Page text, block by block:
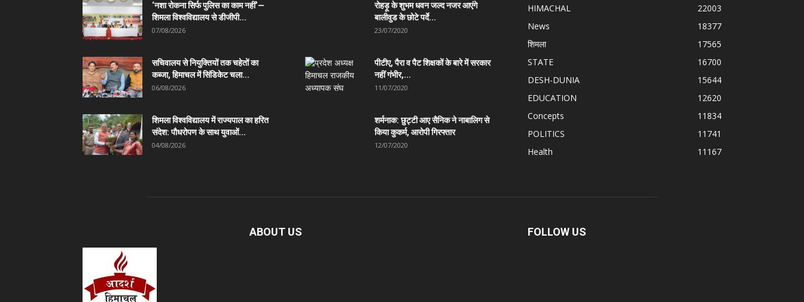
‘नशा रोकना सिर्फ पुलिस का काम नहीं’—
शिमला विश्वविद्यालय से डीजीपी...
07/08/2026
सचिवालय से नियुक्तियों तक चहेतों का
कब्जा, हिमाचल में सिंडिकेट चला...
06/08/2026
शिमला विश्वविद्यालय में राज्यपाल का हरित
संदेश: पौधरोपण के साथ युवाओं...
04/08/2026
रोहड़ू के शुभम धवन जल्द नजर आएंगे
बालीवुड के छोटे पर्दे...
23/07/2020
पीटीए, पैरा व पैट शिक्षकों के बारे में सरकार
नहीं गंभीर,...
11/07/2020
शर्मनाक: छुट्टी आए सैनिक ने नाबालिग से
किया कुकर्म, आरोपी गिरफ्तार
12/07/2020
HIMACHAL
22003
News
18377
शिमला
17565
STATE
16700
DESH-DUNIA
15644
EDUCATION
12620
Concepts
11834
POLITICS
11741
Health
11167
ABOUT US FOLLOW US